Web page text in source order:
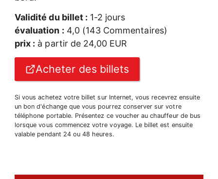
Validité du billet : 1-2 jours
évaluation : 4,0 (143 Commentaires)
prix : à partir de 24,00 EUR
Acheter des billets
Si vous achetez votre billet sur Internet, vous recevrez ensuite
un bon d'échange que vous pourrez conserver sur votre
téléphone portable. Présentez ce voucher au chauffeur de bus
lorsque vous commencez votre voyage. Le billet est ensuite
valable pendant 24 ou 48 heures.